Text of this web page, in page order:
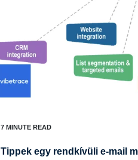
Tippek egy rendkívüli e-mail